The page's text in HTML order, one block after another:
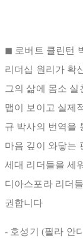
◼ 로버트 클린턴
리더십 원리가 확
그의 삶에 몸소
맵이 보이고 실제
규 박사의 번역을
마음 깊이 와닿는
세대 리더들을 세
디아스포라 리더
권합니다
- 호성기 (필라 안